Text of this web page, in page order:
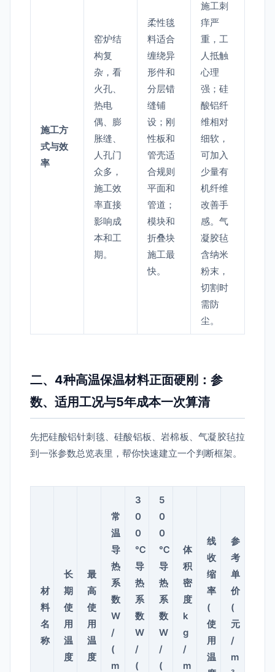
施工方
式与效
率
窑炉结
构复
杂，看
火孔、
热电
偶、膨
胀缝、
人孔门
众多，
施工效
率直接
影响成
本和工
期。
柔性毯
料适合
缠绕异
形件和
分层错
缝铺
设；刚
性板和
管壳适
合规则
平面和
管道；
模块和
折叠块
施工最
快。
施工刺
痒严
重，工
人抵触
心理
强；硅
酸铝纤
维相对
细软，
可加入
少量有
机纤维
改善手
感。气
凝胶毡
含纳米
粉末，
切割时
需防
尘。
二、4种高温保温材料正面硬刚：参
数、适用工况与5年成本一次算清
先把硅酸铝针刺毯、硅酸铝板、岩棉板、气凝胶毡拉
到一张参数总览表里，帮你快速建立一个判断框架。
材
料
名
称
长
期
使
用
温
度
最
高
使
用
温
度
常
温
导
热
系
数
W
/
(
m
3
0
0
℃
导
热
系
数
W
/
(
5
0
0
℃
导
热
系
数
W
/
(
体
积
密
度
k
g
/
m
线
收
缩
率
(
使
用
温
参
考
单
价
(
元
/
m